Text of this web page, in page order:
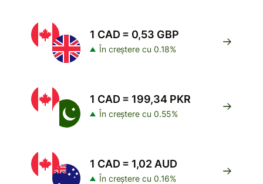
1 CAD = 0,53 GBP
În creștere cu 0.18%
1 CAD = 199,34 PKR
În creștere cu 0.55%
1 CAD = 1,02 AUD
În creștere cu 0.16%